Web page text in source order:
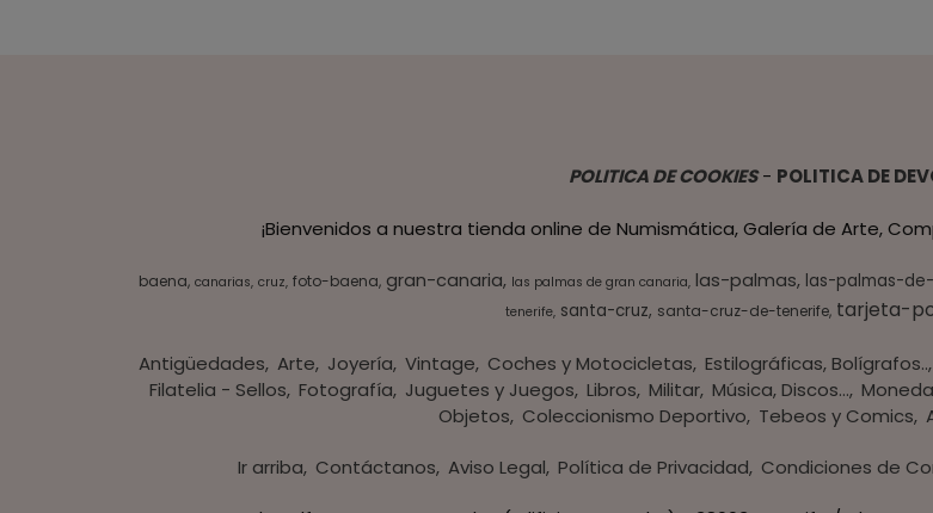
POLITICA DE COOKIES- POLITICA DE
¡Bienvenidos a nuestra tienda online de Numismática, Galería de Arte,
baena canarias cruz foto-baena gran-canaria las palmas de gran canaria las-palmas las-palmas-
tenerife santa-cruz santa-cruz-de-tenerife tarjeta-
Antigüedades Arte Joyería Vintage Coches y Motocicletas Estilográficas, Bolígrafos..
Filatelia - Sellos Fotografía Juguetes y Juegos Libros Militar Música, Discos...
Objetos Coleccionismo Deportivo Tebeos y Comics
Ir arriba Contáctanos Aviso Legal Política de Privacidad Condiciones de